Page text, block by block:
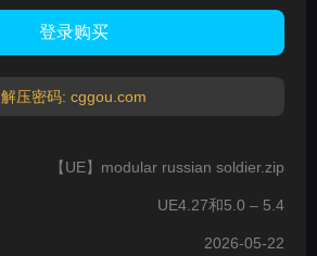
登录购买
解压密码: cggou.com
【UE】modular russian soldier.zip
UE4.27和5.0 – 5.4
2026-05-22